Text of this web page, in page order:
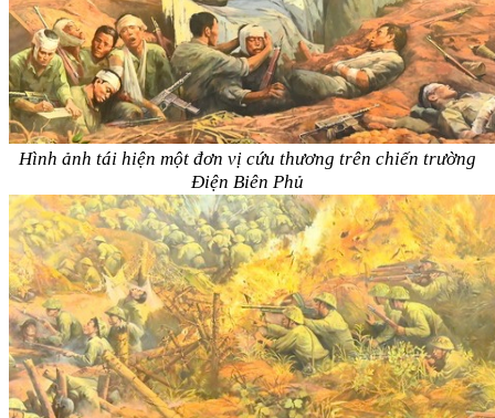
Hình ảnh tái hiện một đơn vị cứu thương trên chiến trường
Điện Biên Phủ